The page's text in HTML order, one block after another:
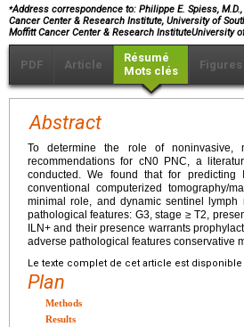
⁎Address correspondence to: Philippe E. Spiess, M.D.,
Cancer Center & Research Institute, University of
Moffitt Cancer Center & Research InstituteUniversity
PDF Article
Résumé
Mots clés
Figures
Abstract
To determine the role of noninvasive,
recommendations for cN0 PNC, a
conducted. We found that for predicting
conventional computerized tomography/
minimal role, and dynamic sentinel
pathological features: G3, stage ≥ T2,
ILN+ and their presence warrants
adverse pathological features conservative
Le texte complet de cet article est disponible
Plan
Methods
Results